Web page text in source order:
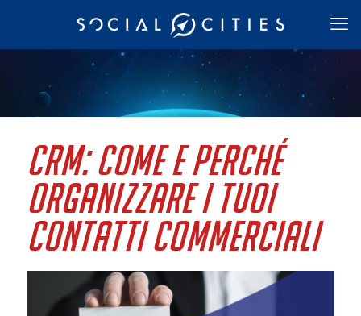
CRM: come e perché
organizzare i tuoi
contatti commerciali